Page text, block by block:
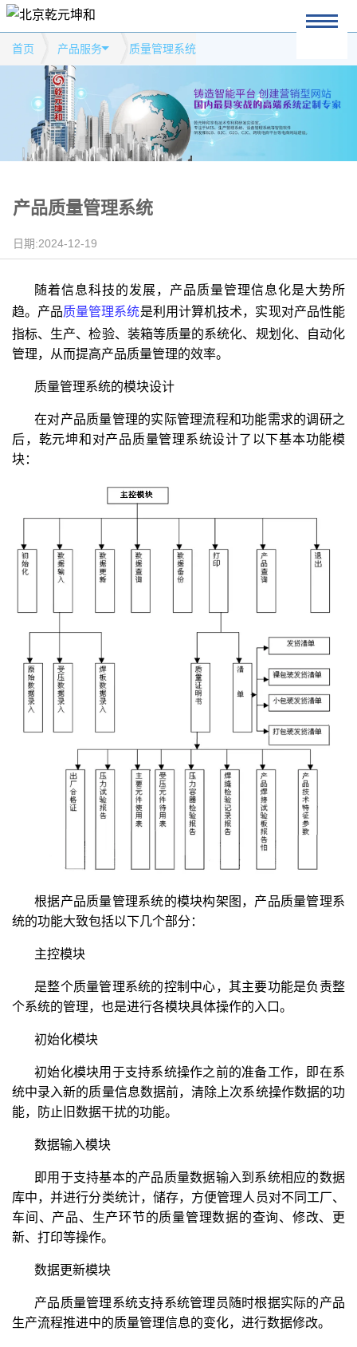
首页 产品服务 质量管理系统
产品质量管理系统
日期:2024-12-19
随着信息科技的发展，产品质量管理信息化是大势所
趋。产品质量管理系统是利用计算机技术，实现对产品性能
指标、生产、检验、装箱等质量的系统化、规划化、自动化
管理，从而提高产品质量管理的效率。
质量管理系统的模块设计
在对产品质量管理的实际管理流程和功能需求的调研之
后，乾元坤和对产品质量管理系统设计了以下基本功能模
块：
根据产品质量管理系统的模块构架图，产品质量管理系
统的功能大致包括以下几个部分：
主控模块
是整个质量管理系统的控制中心，其主要功能是负责整
个系统的管理，也是进行各模块具体操作的入口。
初始化模块
初始化模块用于支持系统操作之前的准备工作，即在系
统中录入新的质量信息数据前，清除上次系统操作数据的功
能，防止旧数据干扰的功能。
数据输入模块
即用于支持基本的产品质量数据输入到系统相应的数据
库中，并进行分类统计，储存，方便管理人员对不同工厂、
车间、产品、生产环节的质量管理数据的查询、修改、更
新、打印等操作。
数据更新模块
产品质量管理系统支持系统管理员随时根据实际的产品
生产流程推进中的质量管理信息的变化，进行数据修改。